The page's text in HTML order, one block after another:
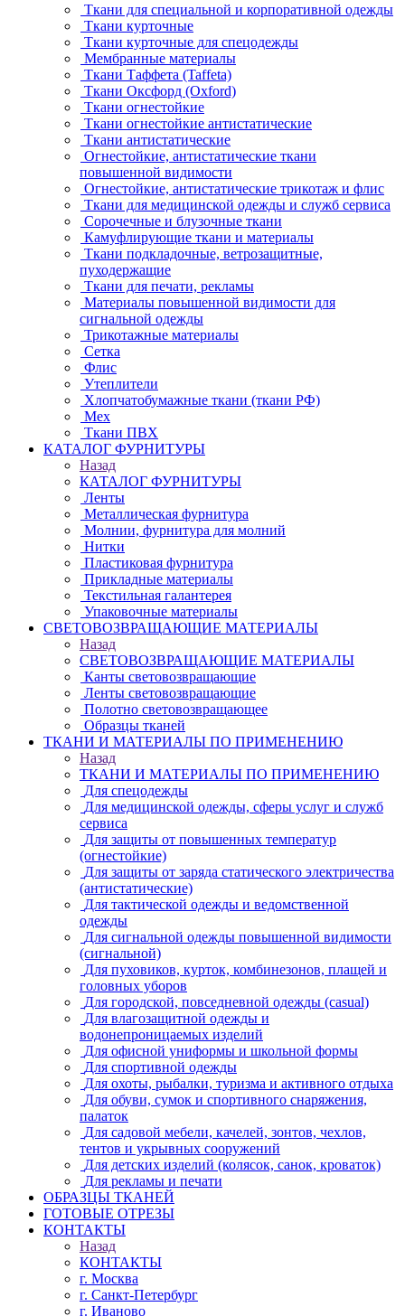
Ткани для специальной и корпоративной одежды
Ткани курточные
Ткани курточные для спецодежды
Мембранные материалы
Ткани Таффета (Taffeta)
Ткани Оксфорд (Oxford)
Ткани огнестойкие
Ткани огнестойкие антистатические
Ткани антистатические
Огнестойкие, антистатические ткани
повышенной видимости
Огнестойкие, антистатические трикотаж и флис
Ткани для медицинской одежды и служб сервиса
Сорочечные и блузочные ткани
Камуфлирующие ткани и материалы
Ткани подкладочные, ветрозащитные,
пуходержащие
Ткани для печати, рекламы
Материалы повышенной видимости для
сигнальной одежды
Трикотажные материалы
Сетка
Флис
Утеплители
Хлопчатобумажные ткани (ткани РФ)
Мех
Ткани ПВХ
КАТАЛОГ ФУРНИТУРЫ
Назад
КАТАЛОГ ФУРНИТУРЫ
Ленты
Металлическая фурнитура
Молнии, фурнитура для молний
Нитки
Пластиковая фурнитура
Прикладные материалы
Текстильная галантерея
Упаковочные материалы
СВЕТОВОЗВРАЩАЮЩИЕ МАТЕРИАЛЫ
Назад
СВЕТОВОЗВРАЩАЮЩИЕ МАТЕРИАЛЫ
Канты световозвращающие
Ленты световозвращающие
Полотно световозвращающее
Образцы тканей
ТКАНИ И МАТЕРИАЛЫ ПО ПРИМЕНЕНИЮ
Назад
ТКАНИ И МАТЕРИАЛЫ ПО ПРИМЕНЕНИЮ
Для спецодежды
Для медицинской одежды, сферы услуг и служб
сервиса
Для защиты от повышенных температур
(огнестойкие)
Для защиты от заряда статического электричества
(антистатические)
Для тактической одежды и ведомственной
одежды
Для сигнальной одежды повышенной видимости
(сигнальной)
Для пуховиков, курток, комбинезонов, плащей и
головных уборов
Для городской, повседневной одежды (casual)
Для влагозащитной одежды и
водонепроницаемых изделий
Для офисной униформы и школьной формы
Для спортивной одежды
Для охоты, рыбалки, туризма и активного отдыха
Для обуви, сумок и спортивного снаряжения,
палаток
Для садовой мебели, качелей, зонтов, чехлов,
тентов и укрывных сооружений
Для детских изделий (колясок, санок, кроваток)
Для рекламы и печати
ОБРАЗЦЫ ТКАНЕЙ
ГОТОВЫЕ ОТРЕЗЫ
КОНТАКТЫ
Назад
КОНТАКТЫ
г. Москва
г. Санкт-Петербург
г. Иваново